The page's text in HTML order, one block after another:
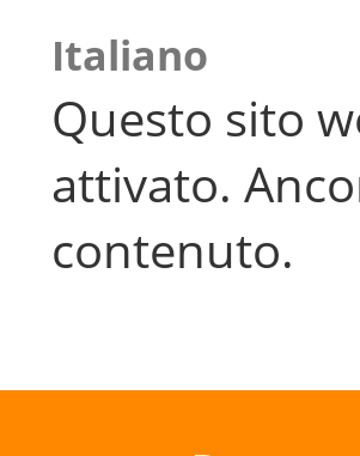
Italiano
Questo sito
attivato.
contenuto.